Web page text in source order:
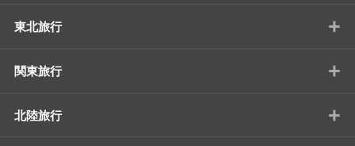
東北旅行 +
関東旅行 +
北陸旅行 +